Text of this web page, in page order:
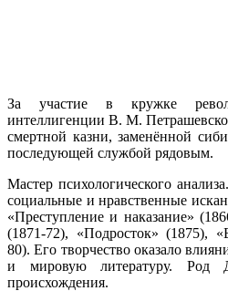
За участие в кружке
интеллигенции В. М.
смертной казни, заменённой
последующей службой рядовым.
Мастер психологического
социальные и нравственные
«Преступление и наказание»
(1871-72), «Подросток» (1875),
80). Его творчество оказало
и мировую литературу. Род
происхождения.